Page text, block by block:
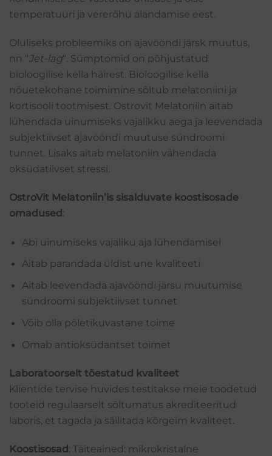
temperatuuri ja vererõhu alandamise eest.
Oluliseks probleemiks on ajavööndi järsk muutus,
nn “Jet-lag“. Sümptomid on põhjustatud
bioloogilise kella häirest. Bioloogilise kella
nõuetekohane toimimine sõltub melatoniini ja
kortisooli tootmisest. Ostrovit Melatoniin aitab
lühendada uinumiseks vajalikku aega ja leevendada
subjektiivset ajavööndi muutuse sündroomi
tunnet. Lisaks aitab melatoniin vähendada
oksüdatiivset stressi.
OstroVit Melatoniin’is sisalduvate koostisosade
omadused :
Abi uinumiseks vajaliku aja lühendamisel
Aitab parandada üldist une kvaliteeti
Aitab leevendada ajavööndi järsu muutumise
sündroomi subjektiivset tunnet
Võib olla põletikuvastane toime
Omab antioksüdantset toimet
Laboratoorselt tõestatud kvaliteet
Klientide tervise huvides testitakse meie toodetud
tooteid regulaarselt sõltumatus akrediteeritud
laboris, et tagada ja säilitada kõrgeim kvaliteet.
Koostisosad : Täiteained: mikrokristalne